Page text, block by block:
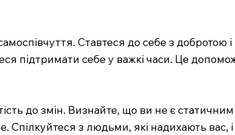
Ставтеся до себе з добротою
підтримати себе у важкі часи. Це
до змін. Визнайте, що ви не є
Спілкуйтеся з людьми, які надихають